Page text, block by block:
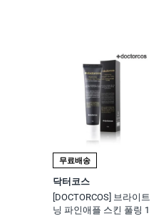
무료배송
닥터코스
[DOCTORCOS] 브라이트
닝 파인애플 스킨 풀링 1